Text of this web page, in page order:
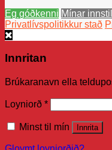
Eg góðkenni Mínar
Privatlívspolitikkur stað
Innritan
Brúkaranavn ella
Loyniorð *
Minst til mín Innrita